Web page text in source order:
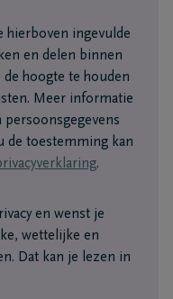
hierboven ingevulde
en delen binnen
hoogte te houden
Meer informatie
de toestemming kan
.
en wenst je
wettelijke en
Dat kan je lezen in